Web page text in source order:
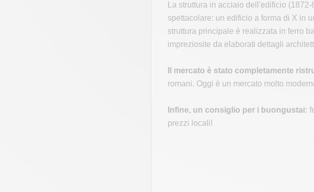
La struttura in acciaio dell'edificio
spettacolare: un edificio a forma di X in
struttura principale è realizzata in ferro
impreziosite da elaborati dettagli
Il mercato è stato completamente
romani. Oggi è un mercato molto
Infine, un consiglio per i buongustai:
prezzi locali!